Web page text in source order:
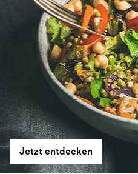
Jetzt entdecken